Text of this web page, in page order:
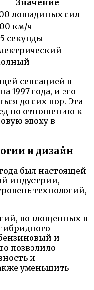
Значение
лошадиных сил
км/ч
секунды
сенсацией в
1997 года, и его
до сих пор. Эта
по отношению к
эпоху в
и дизайн
был настоящей
индустрии,
технологий,
воплощенных в
и
позволило
и
уменьшить